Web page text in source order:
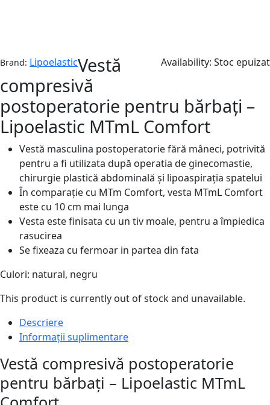
Availability: Stoc epuizat
Brand: LipoelasticVestă
compresivă
postoperatorie pentru bărbați –
Lipoelastic MTmL Comfort
Vestă masculina postoperatorie fără mâneci, potrivită
pentru a fi utilizata după operatia de ginecomastie,
chirurgie plastică abdominală și lipoaspirația spatelui
În comparație cu MTm Comfort, vesta MTmL Comfort
este cu 10 cm mai lunga
Vesta este finisata cu un tiv moale, pentru a împiedica
rasucirea
Se fixeaza cu fermoar in partea din fata
Culori: natural, negru
This product is currently out of stock and unavailable.
Descriere
Informații suplimentare
Vestă compresivă postoperatorie
pentru bărbați – Lipoelastic MTmL